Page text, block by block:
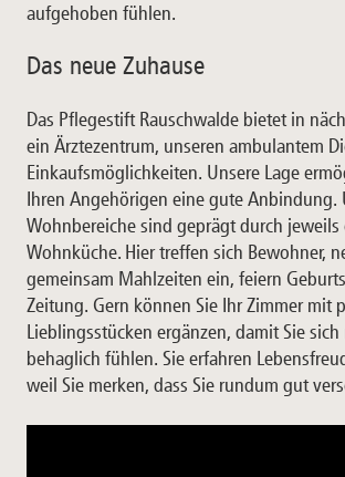
aufgehoben fühlen.
Das neue Zuhause
Das Pflegestift Rauschwalde bietet in
ein Ärztezentrum, unseren ambulantem
Einkaufsmöglichkeiten. Unsere Lage
Ihren Angehörigen eine gute Anbindung.
Wohnbereiche sind geprägt durch jeweils
Wohnküche. Hier treffen sich Bewohner,
gemeinsam Mahlzeiten ein, feiern
Zeitung. Gern können Sie Ihr Zimmer mit
Lieblingsstücken ergänzen, damit Sie
behaglich fühlen. Sie erfahren
weil Sie merken, dass Sie rundum gut